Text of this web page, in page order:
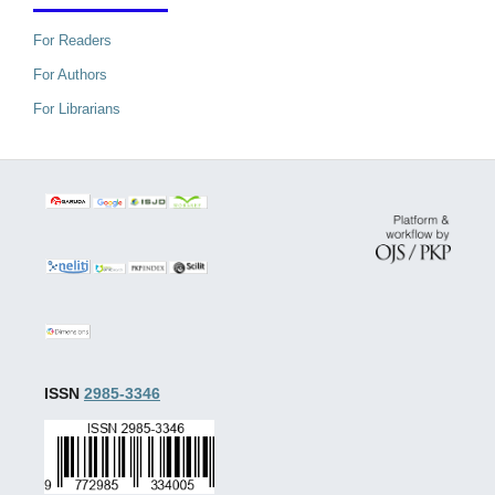
For Readers
For Authors
For Librarians
ISSN 2985-3346